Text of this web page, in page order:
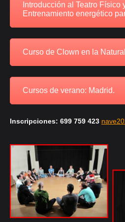
Introducción al Teatro Físico
Entrenamiento energético
Curso de Clown en la
Cursos de verano: Madrid.
Inscripciones: 699 759 423